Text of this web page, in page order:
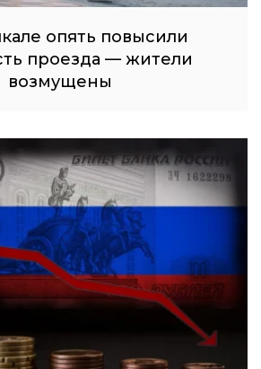
опять повысили
проезда — жители
возмущены